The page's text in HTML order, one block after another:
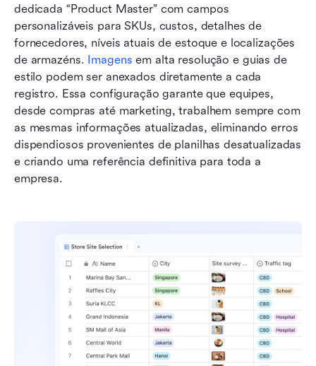
dedicada “Product Master” com campos
personalizáveis para SKUs, custos, detalhes de
fornecedores, níveis atuais de estoque e localizações
de armazéns. Imagens em alta resolução e guias de
estilo podem ser anexados diretamente a cada
registro. Essa configuração garante que equipes,
desde compras até marketing, trabalhem sempre com
as mesmas informações atualizadas, eliminando erros
dispendiosos provenientes de planilhas desatualizadas
e criando uma referência definitiva para toda a
empresa.